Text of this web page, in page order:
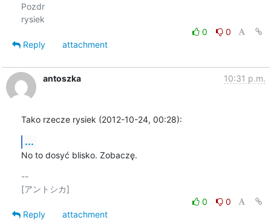
Pozdr
0
0
Reply
attachment
antoszka 10:31 p.m.
Tako rzecze rysiek (2012-10-24, 00:28):
...
No to dosyć blisko. Zobaczę.
--
0
0
Reply
attachment